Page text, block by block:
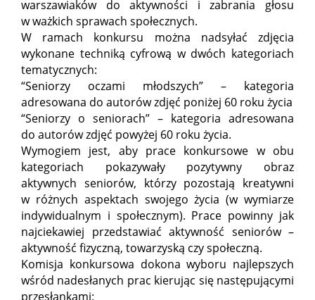
warszawiaków do aktywności i zabrania głosu
w ważkich sprawach społecznych.
W ramach konkursu można nadsyłać zdjęcia
wykonane techniką cyfrową w dwóch kategoriach
tematycznych:
“Seniorzy oczami młodszych” – kategoria
adresowana do autorów zdjęć poniżej 60 roku życia
“Seniorzy o seniorach” – kategoria adresowana
do autorów zdjęć powyżej 60 roku życia.
Wymogiem jest, aby prace konkursowe w obu
kategoriach pokazywały pozytywny obraz
aktywnych seniorów, którzy pozostają kreatywni
w różnych aspektach swojego życia (w wymiarze
indywidualnym i społecznym). Prace powinny jak
najciekawiej przedstawiać aktywność seniorów –
aktywność fizyczną, towarzyską czy społeczną.
Komisja konkursowa dokona wyboru najlepszych
wśród nadesłanych prac kierując się następującymi
przesłankami: